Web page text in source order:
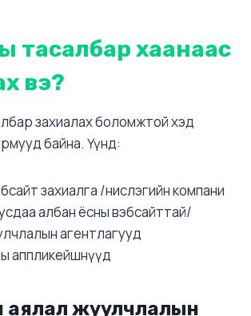
тасалбар хаанаас
вэ?
захиалах боломжтой хэд
байна. Үүнд:
захиалга /нислэгийн компани
албан ёсны вэбсайттай/
агентлагууд
аппликейшнүүд
аялал жуулчлалын